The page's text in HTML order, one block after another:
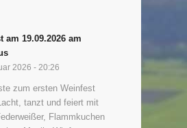
am 19.09.2026 am
2026 - 20:26
zum ersten Weinfest
tanzt und feiert mit
Flammkuchen